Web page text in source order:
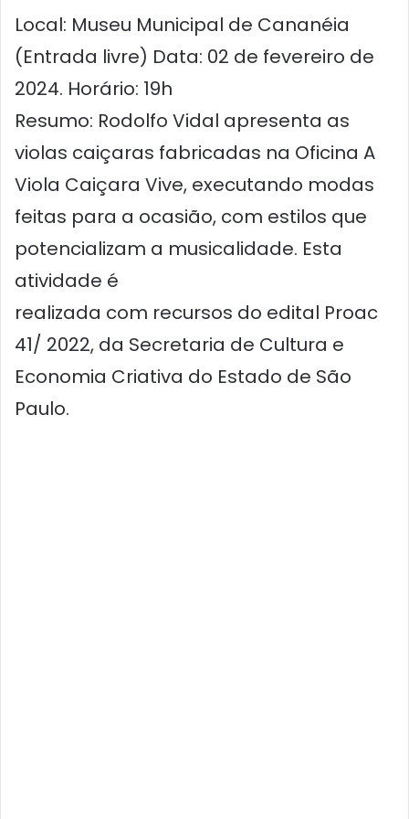
Local: Museu Municipal de Cananéia
(Entrada livre) Data: 02 de fevereiro de
2024. Horário: 19h
Resumo: Rodolfo Vidal apresenta as
violas caiçaras fabricadas na Oficina A
Viola Caiçara Vive, executando modas
feitas para a ocasião, com estilos que
potencializam a musicalidade. Esta
atividade é
realizada com recursos do edital Proac
41/ 2022, da Secretaria de Cultura e
Economia Criativa do Estado de São
Paulo.